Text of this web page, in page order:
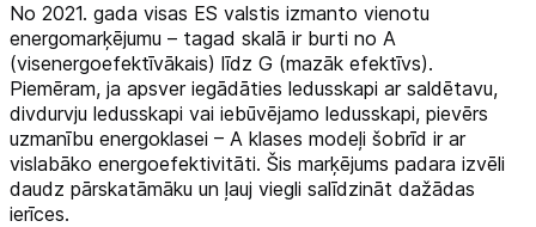
Piegāde un apmaksa
Tehnikas izvešana
No 2021. gada visas ES valstis izmanto vienotu
energomarķējumu – tagad skalā ir burti no A
(visenergoefektīvākais) līdz G (mazāk efektīvs).
Piemēram, ja apsver iegādāties ledusskapi ar saldētavu,
divdurvju ledusskapi vai iebūvējamo ledusskapi, pievērs
uzmanību energoklasei – A klases modeļi šobrīd ir ar
vislabāko energoefektivitāti. Šis marķējums padara izvēli
daudz pārskatāmāku un ļauj viegli salīdzināt dažādas
ierīces.